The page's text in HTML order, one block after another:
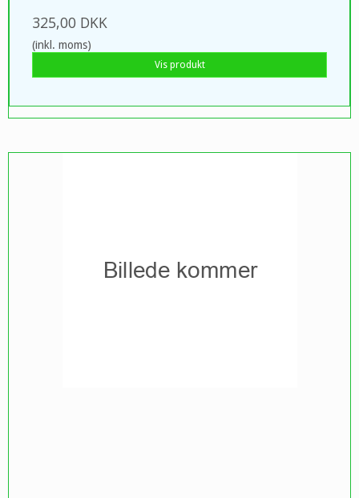
325,00 DKK
(inkl. moms)
Vis produkt